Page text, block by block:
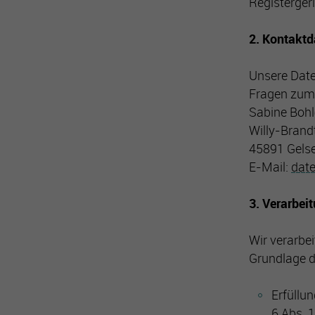
2.
Unsere
Fragen
Sabine
Willy-
45891
E-Mail:
3.
Wir
Grundlage